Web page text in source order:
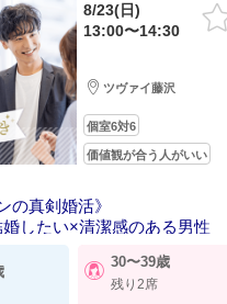
8/23(日)
13:00〜14:30
ツヴァイ藤沢
個室6対6
価値観が合う人がいい
の真剣婚活》
したい×清潔感のある男性
30〜39歳
残り2席